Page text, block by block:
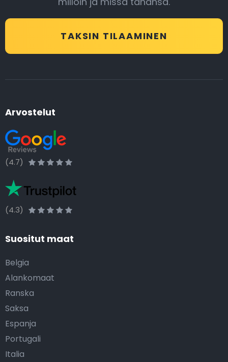
TAKSIN TILAAMINEN
Arvostelut
(4.7)
(4.3)
Suositut maat
Belgia
Alankomaat
Ranska
Saksa
Espanja
Portugali
Italia